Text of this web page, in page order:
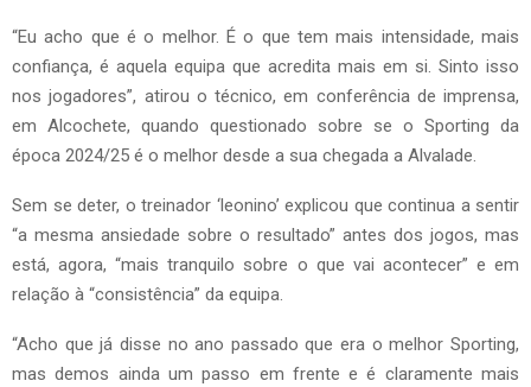
“Eu acho que é o melhor. É o que tem mais intensidade, mais
confiança, é aquela equipa que acredita mais em si. Sinto isso
nos jogadores”, atirou o técnico, em conferência de imprensa,
em Alcochete, quando questionado sobre se o Sporting da
época 2024/25 é o melhor desde a sua chegada a Alvalade.
Sem se deter, o treinador ‘leonino’ explicou que continua a sentir
“a mesma ansiedade sobre o resultado” antes dos jogos, mas
está, agora, “mais tranquilo sobre o que vai acontecer” e em
relação à “consistência” da equipa.
“Acho que já disse no ano passado que era o melhor Sporting,
mas demos ainda um passo em frente e é claramente mais